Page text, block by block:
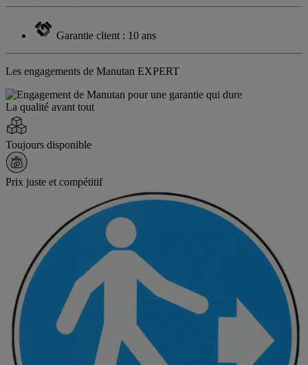
Garantie client : 10 ans
Les engagements de Manutan EXPERT
La qualité avant tout
Toujours disponible
Prix juste et compétitif